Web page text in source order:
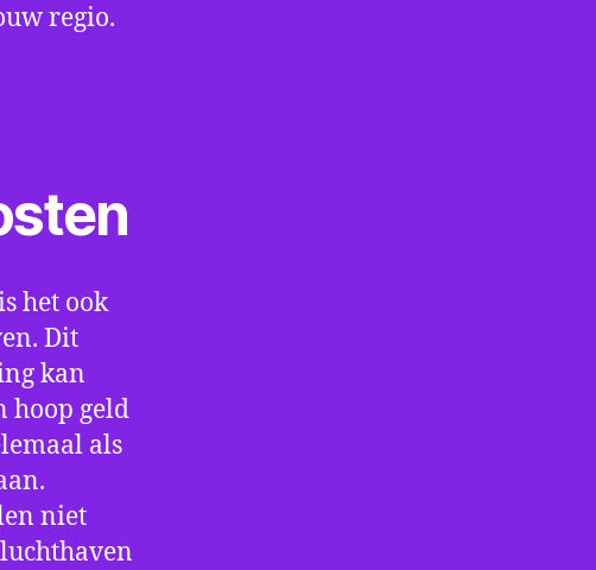
regio.
het ook
Dit
kan
hoop geld
als
niet